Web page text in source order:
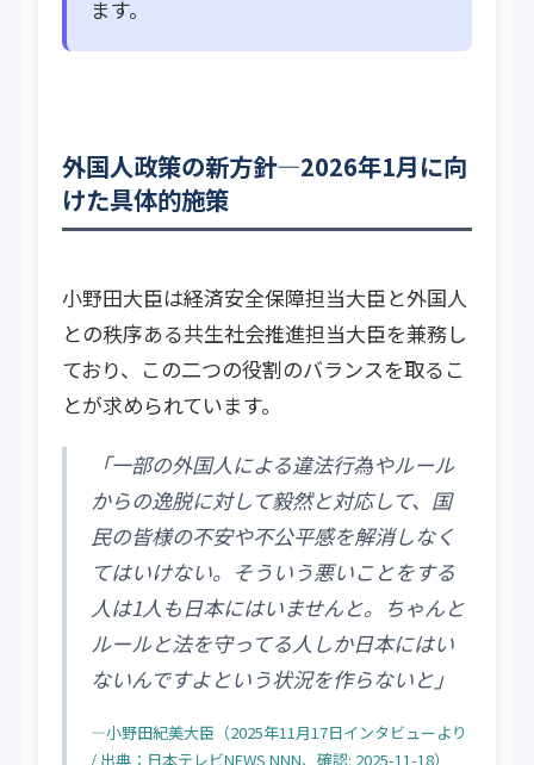
ます。
外国人政策の新方針―2026年1月に向
けた具体的施策
小野田大臣は経済安全保障担当大臣と外国人
との秩序ある共生社会推進担当大臣を兼務し
ており、この二つの役割のバランスを取るこ
とが求められています。
「一部の外国人による違法行為やルール
からの逸脱に対して毅然と対応して、国
民の皆様の不安や不公平感を解消しなく
てはいけない。そういう悪いことをする
人は1人も日本にはいませんと。ちゃんと
ルールと法を守ってる人しか日本にはい
ないんですよという状況を作らないと」
―小野田紀美大臣（2025年11月17日インタビューより
/ 出典：日本テレビNEWS NNN、確認: 2025-11-18）